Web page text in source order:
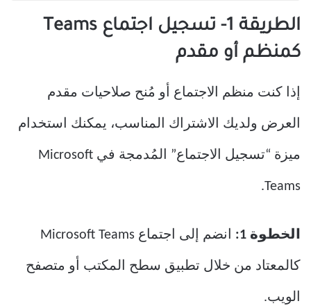
الطريقة 1- تسجيل اجتماع Teams
كمنظم أو مقدم
إذا كنت منظم الاجتماع أو مُنح صلاحيات مقدم
العرض ولديك الاشتراك المناسب، يمكنك استخدام
ميزة “تسجيل الاجتماع” المُدمجة في Microsoft
Teams.
الخطوة 1: انضم إلى اجتماع Microsoft Teams
كالمعتاد من خلال تطبيق سطح المكتب أو متصفح
الويب.